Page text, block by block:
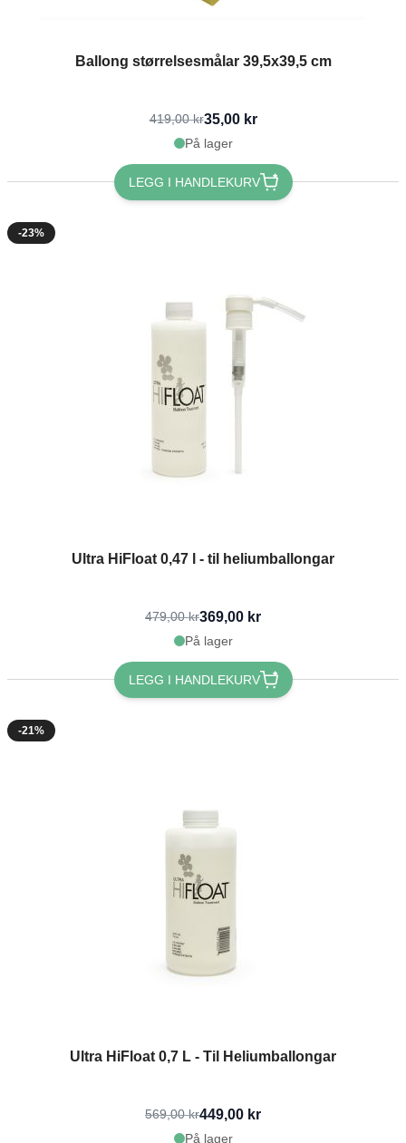
Ballong størrelsesmålar 39,5x39,5 cm
419,00 kr35,00 kr
På lager
LEGG I HANDLEKURV
-23%
Ultra HiFloat 0,47 l - til heliumballongar
479,00 kr369,00 kr
På lager
LEGG I HANDLEKURV
-21%
Ultra HiFloat 0,7 L - Til Heliumballongar
569,00 kr449,00 kr
På lager